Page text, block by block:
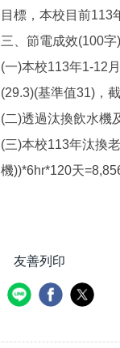
目標，本校目前113
三、節電成效(100字)
(一)本校113年1-12
(29.3)(基準值31)，
(二)透過汰換飲水機
(三)本校113年汰換
機))*6hr*120天
友善列印